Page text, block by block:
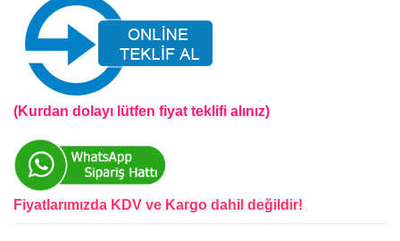
(Kurdan dolayı lütfen fiyat teklifi alınız)
Fiyatlarımızda KDV ve Kargo dahil değildir!